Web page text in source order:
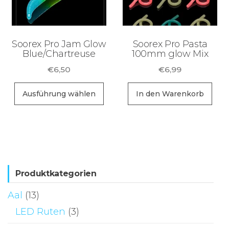
können
Produktseite
Soorex Pro Jam Glow
Blue/Chartreuse
€6,50
Ausführung wählen
Dieses
Soorex Pro Pasta
100mm glow Mix
€6,99
In den Warenkorb
Produktkategorien
Aal
(13)
LED Ruten (3)